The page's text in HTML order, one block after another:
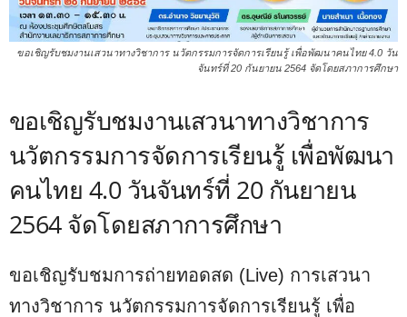
ขอเชิญรับชมงานเสวนาทางวิชาการ นวัตกรรมการจัดการเรียนรู้ เพื่อพัฒนาคนไทย 4.0 วัน
จันทร์ที่ 20 กันยายน 2564 จัดโดยสภาการศึกษา
ขอเชิญรับชมงานเสวนาทางวิชาการ
นวัตกรรมการจัดการเรียนรู้ เพื่อพัฒนา
คนไทย 4.0 วันจันทร์ที่ 20 กันยายน
2564 จัดโดยสภาการศึกษา
ขอเชิญรับชมการถ่ายทอดสด (Live) การเสวนา
ทางวิชาการ นวัตกรรมการจัดการเรียนรู้ เพื่อ